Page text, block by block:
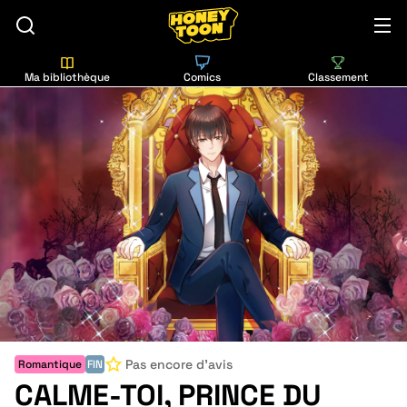
Ma bibliothèque Comics Classement
Romantique FIN Pas encore d'avis
CALME-TOI, PRINCE DU